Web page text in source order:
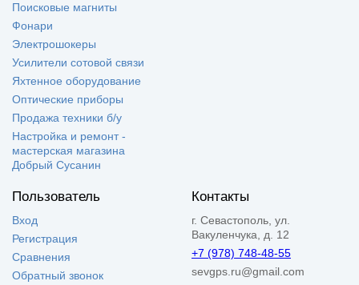
Поисковые магниты
Фонари
Электрошокеры
Усилители сотовой связи
Яхтенное оборудование
Оптические приборы
Продажа техники б/у
Настройка и ремонт -
мастерская магазина
Добрый Сусанин
Пользователь
Вход
Регистрация
Сравнения
Обратный звонок
Контакты
г. Севастополь, ул.
Вакуленчука, д. 12
+7 (978) 748-48-55
sevgps.ru@gmail.com